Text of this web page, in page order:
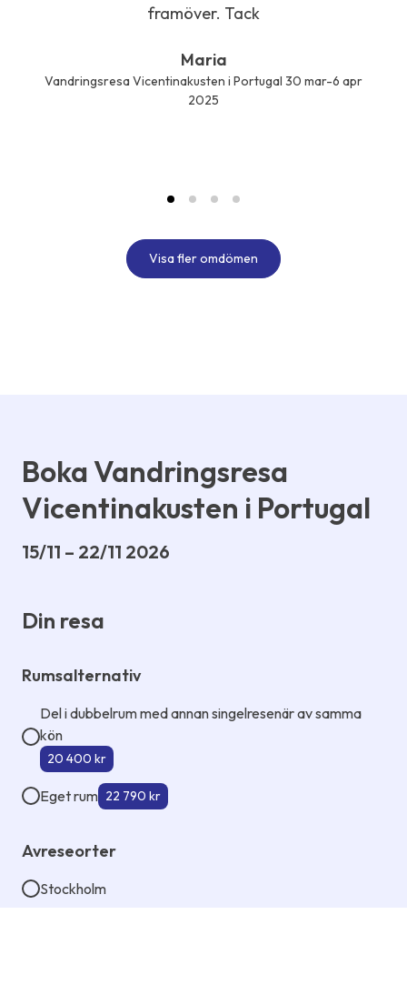
framöver. Tack
Maria
Vandringsresa Vicentinakusten i Portugal 30 mar-6 apr
2025
Visa fler omdömen
Boka Vandringsresa
Vicentinakusten i Portugal
15/11 – 22/11 2026
Din resa
Rumsalternativ
Del i dubbelrum med annan singelresenär av samma
kön
20 400 kr
Eget rum 22 790 kr
Avreseorter
Stockholm